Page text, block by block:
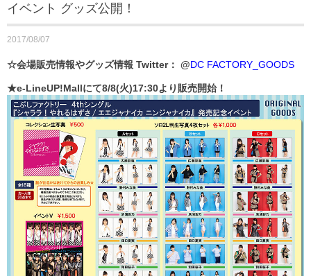
イベント グッズ公開！
2017/08/07
☆会場販売情報やグッズ情報 Twitter： @DC FACTORY_GOODS
★e-LineUP!Mallにて8/8(火)17:30より販売開始！